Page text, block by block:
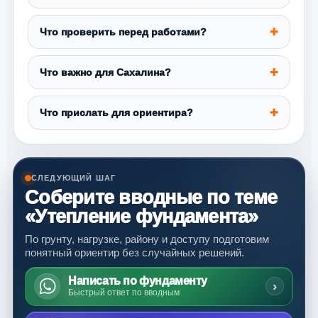
Что проверить перед работами?
Что важно для Сахалина?
Что прислать для ориентира?
СЛЕДУЮЩИЙ ШАГ
Соберите вводные по теме
«Утепление фундамента»
По грунту, нагрузке, району и доступу подготовим
понятный ориентир без случайных решений.
Написать по фундаменту
Быстрый ответ по вводным ›